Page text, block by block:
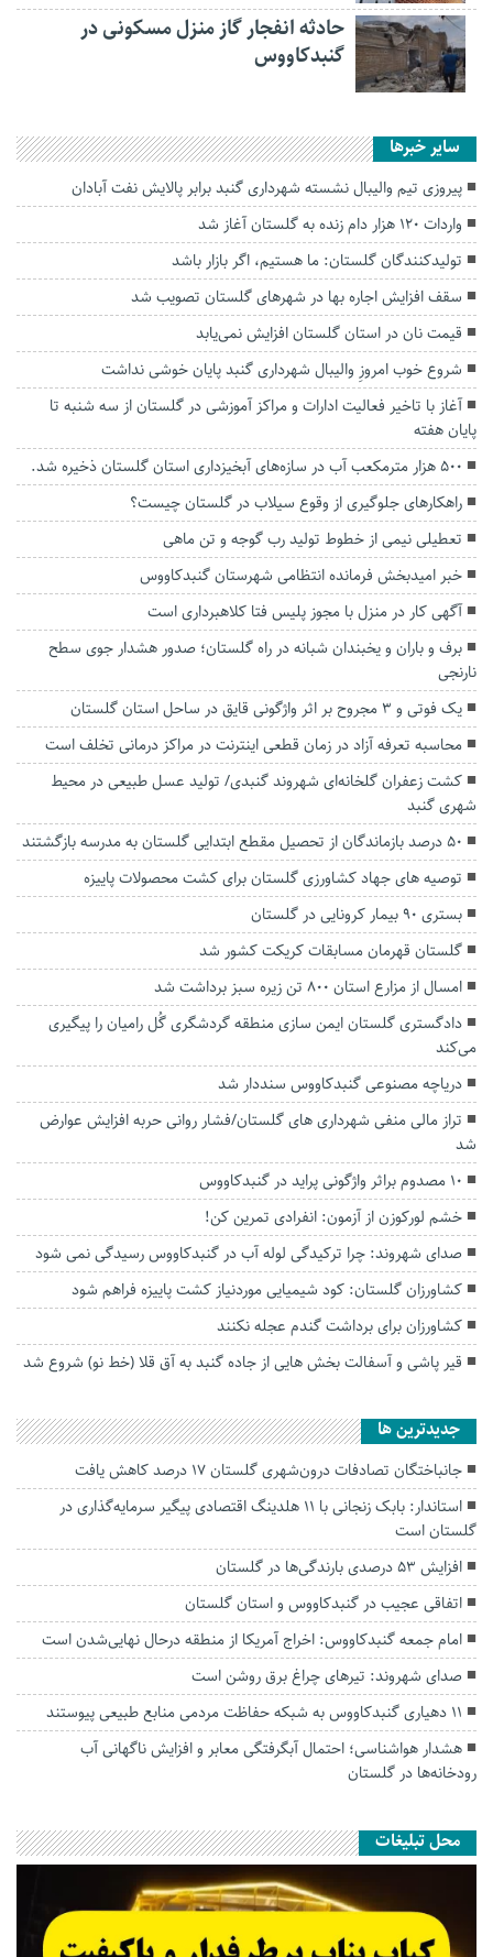
حادثه انفجار گاز منزل مسکونی در
گنبدکاووس
سایر خبرها
پیروزی تیم والیبال نشسته شهرداری گنبد برابر پالایش نفت آبادان
واردات ۱۲۰ هزار دام زنده به گلستان آغاز شد
تولیدکنندگان گلستان: ما هستیم، اگر بازار باشد
سقف افزایش اجاره بها در شهرهای گلستان تصویب شد
قیمت نان در استان گلستان افزایش نمی‌یابد
شروع خوب امروزِ والیبال شهرداری گنبد پایان خوشی نداشت
آغاز با تاخیر فعالیت ادارات و مراکز آموزشی در گلستان از سه شنبه تا
پایان هفته
۵۰۰ هزار مترمکعب آب در سازه‌های آبخیزداری استان گلستان ذخیره شد.
راهکارهای جلوگیری از وقوع سیلاب در گلستان چیست؟
تعطیلی نیمی از خطوط تولید رب گوجه و تن ماهی
خبر امیدبخش فرمانده انتظامی شهرستان گنبدکاووس
آگهی کار در منزل با مجوز پلیس فتا کلاهبرداری است
برف و باران و یخبندان شبانه در راه گلستان؛ صدور هشدار جوی سطح
نارنجی
یک فوتی و 3 مجروح بر اثر واژگونی قایق در ساحل استان گلستان
محاسبه تعرفه آزاد در زمان قطعی اینترنت در مراکز درمانی تخلف است
کشت زعفران گلخانه‌ای شهروند گنبدی/ تولید عسل طبیعی در محیط
شهری گنبد
۵۰ درصد بازماندگان از تحصیل مقطع ابتدایی گلستان به مدرسه بازگشتند
توصیه های جهاد کشاورزی گلستان برای کشت محصولات پاییزه
بستری ۹۰ بیمار کرونایی در گلستان
گلستان قهرمان مسابقات کریکت کشور شد
امسال از مزارع استان ۸۰۰ تن زیره سبز برداشت شد
دادگستری گلستان ایمن سازی منطقه گردشگری گُل رامیان را پیگیری
می‌کند
دریاچه مصنوعی گنبدکاووس سنددار شد
تراز مالی منفی شهرداری های گلستان/فشار روانی حربه افزایش عوارض
شد
۱۰ مصدوم براثر واژگونی پراید در گنبدکاووس
خشم لورکوزن از آزمون: انفرادی تمرین کن!
صدای شهروند: چرا ترکیدگی لوله آب در گنبدکاووس رسیدگی نمی شود
کشاورزان گلستان: کود شیمیایی موردنیاز کشت پاییزه فراهم شود
کشاورزان برای برداشت گندم عجله نکنند
قیر پاشی و آسفالت بخش هایی از جاده گنبد به آق قلا (خط نو) شروع شد
جديدترين ها
جانباختگان تصادفات درون‌شهری گلستان ۱۷ درصد کاهش یافت
استاندار: بابک زنجانی با ۱۱ هلدینگ اقتصادی پیگیر سرمایه‌گذاری در
گلستان است
افزایش ۵۳ درصدی بارندگی‌ها در گلستان
اتفاقی عجیب در‌ گنبدکاووس و استان گلستان
امام جمعه گنبدکاووس: اخراج آمریکا از منطقه درحال نهایی‌شدن است
صدای شهروند: تیرهای چراغ برق روشن است
۱۱ دهیاری گنبدکاووس به شبکه حفاظت مردمی منابع طبیعی پیوستند
هشدار هواشناسی؛ احتمال آبگرفتگی معابر و افزایش ناگهانی آب
رودخانه‌ها در گلستان
محل تبلیغات